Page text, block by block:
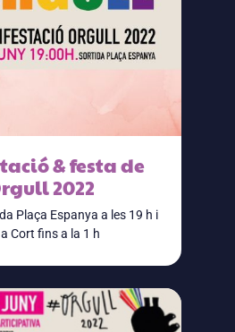
& festa de
2022
Plaça Espanya a les 19 h i
Cort fins a la 1 h